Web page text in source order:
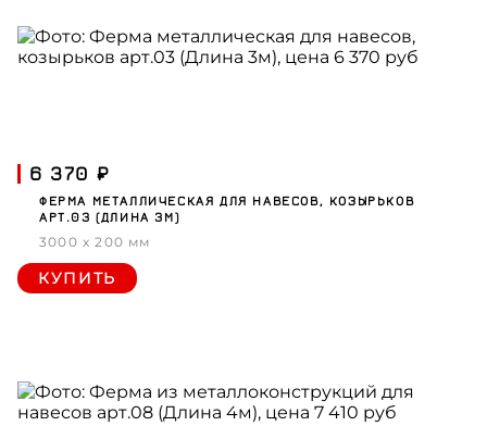
6 370 ₽
ФЕРМА МЕТАЛЛИЧЕСКАЯ ДЛЯ НАВЕСОВ, КОЗЫРЬКОВ
АРТ.03 (ДЛИНА 3М)
3000 x 200 мм
КУПИТЬ